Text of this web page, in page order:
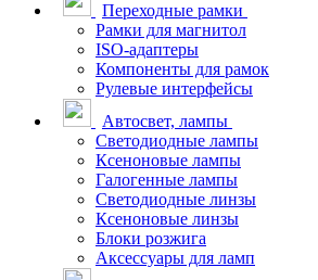
Переходные рамки
Рамки для магнитол
ISO-адаптеры
Компоненты для рамок
Рулевые интерфейсы
Автосвет, лампы
Светодиодные лампы
Ксеноновые лампы
Галогенные лампы
Светодиодные линзы
Ксеноновые линзы
Блоки розжига
Аксессуары для ламп